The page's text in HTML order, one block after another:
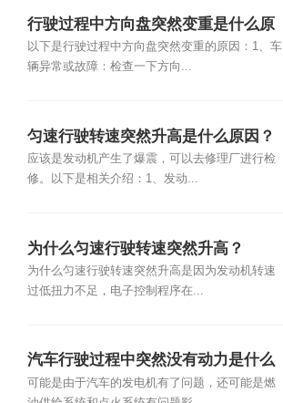
行驶过程中方向盘突然变重是什么原
因？
以下是行驶过程中方向盘突然变重的原因：1、车
辆异常或故障：检查一下方向...
匀速行驶转速突然升高是什么原因？
应该是发动机产生了爆震，可以去修理厂进行检
修。以下是相关介绍：1、发动...
为什么匀速行驶转速突然升高？
为什么匀速行驶转速突然升高是因为发动机转速
过低扭力不足，电子控制程序在...
汽车行驶过程中突然没有动力是什么
原因？
可能是由于汽车的发电机有了问题，还可能是燃